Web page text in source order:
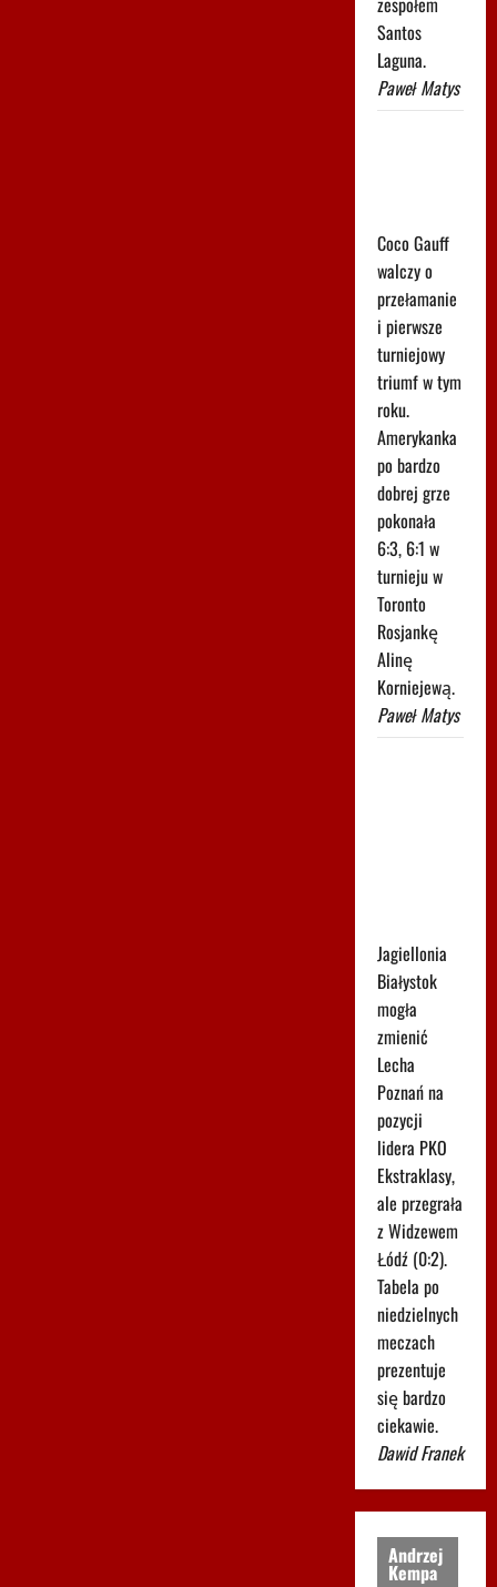
Santos
Laguna.
Paweł Matys
Coco Gauff
walczy o
przełamanie
i pierwsze
turniejowy
triumf w tym
roku.
Amerykanka
po bardzo
dobrej grze
pokonała
6:3, 6:1 w
turnieju w
Toronto
Rosjankę
Alinę
Korniejewą.
Paweł Matys
Jagiellonia
Białystok
mogła
zmienić
Lecha
Poznań na
pozycji
lidera PKO
Ekstraklasy,
ale przegrała
z Widzewem
Łódź (0:2).
Tabela po
niedzielnych
meczach
prezentuje
się bardzo
ciekawie.
Dawid Franek
Andrzej
Kempa